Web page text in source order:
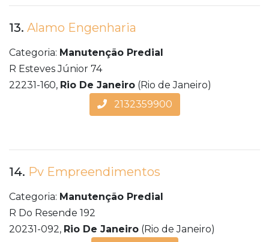
13. Alamo Engenharia
Categoria: Manutenção Predial
R Esteves Júnior 74
22231-160, Rio De Janeiro (Rio de Janeiro)
2132359900
14. Pv Empreendimentos
Categoria: Manutenção Predial
R Do Resende 192
20231-092, Rio De Janeiro (Rio de Janeiro)